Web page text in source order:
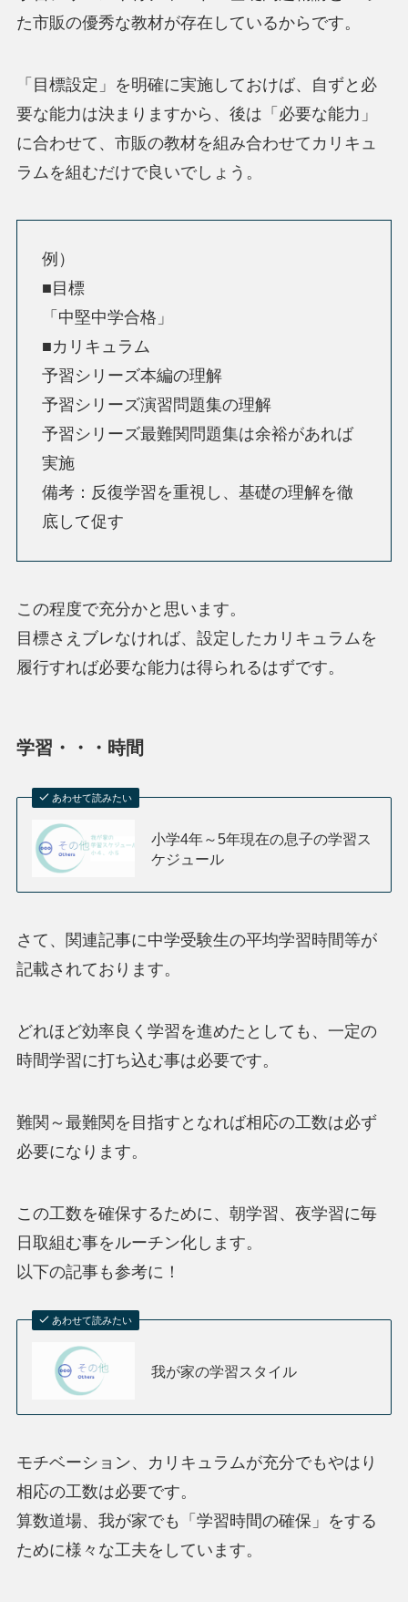
た市販の優秀な教材が存在しているからです。
「目標設定」を明確に実施しておけば、自ずと必
要な能力は決まりますから、後は「必要な能力」
に合わせて、市販の教材を組み合わせてカリキュ
ラムを組むだけで良いでしょう。
例）
■目標
「中堅中学合格」
■カリキュラム
予習シリーズ本編の理解
予習シリーズ演習問題集の理解
予習シリーズ最難関問題集は余裕があれば
実施
備考：反復学習を重視し、基礎の理解を徹
底して促す
この程度で充分かと思います。
目標さえブレなければ、設定したカリキュラムを
履行すれば必要な能力は得られるはずです。
学習・・・時間
あわせて読みたい
小学4年～5年現在の息子の学習ス
ケジュール
さて、関連記事に中学受験生の平均学習時間等が
記載されております。
どれほど効率良く学習を進めたとしても、一定の
時間学習に打ち込む事は必要です。
難関～最難関を目指すとなれば相応の工数は必ず
必要になります。
この工数を確保するために、朝学習、夜学習に毎
日取組む事をルーチン化します。
以下の記事も参考に！
あわせて読みたい
我が家の学習スタイル
モチベーション、カリキュラムが充分でもやはり
相応の工数は必要です。
算数道場、我が家でも「学習時間の確保」をする
ために様々な工夫をしています。